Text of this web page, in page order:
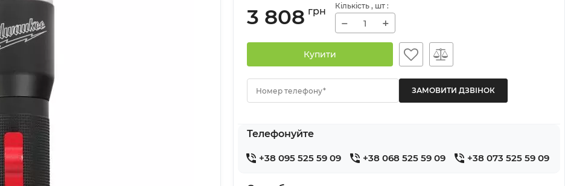
3 808 грн Кількість , шт :
− +
Купити
Номер телефону*
Телефонуйте
+38 095 525 59 09 +38 068 525 59 09 +38 073 525 59 09